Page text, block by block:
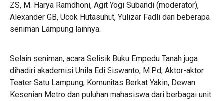
ZS, M. Harya Ramdhoni, Agit Yogi Subandi (moderator),
Alexander GB, Ucok Hutasuhut, Yulizar Fadli dan beberapa
seniman Lampung lainnya.
Selain seniman, acara Selisik Buku Empedu Tanah juga
dihadiri akademisi Unila Edi Siswanto, M.Pd, Aktor-aktor
Teater Satu Lampung, Komunitas Berkat Yakin, Dewan
Kesenian Metro dan puluhan mahasiswa dari berbagai unit